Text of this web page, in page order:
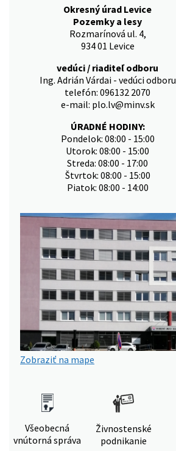
Okresný úrad Levice
Pozemky a lesy
Rozmarínová ul. 4,
934 01 Levice
vedúci / riaditeľ odboru
Ing. Adrián Várdai - vedúci odboru
telefón: 096132 2070
e-mail: plo.lv@minv.sk
ÚRADNÉ HODINY:
Pondelok: 08:00 - 15:00
Utorok: 08:00 - 15:00
Streda: 08:00 - 17:00
Štvrtok: 08:00 - 15:00
Piatok: 08:00 - 14:00
Zobraziť na mape
Všeobecná
vnútorná správa
Živnostenské
podnikanie